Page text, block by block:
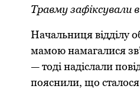
Травму зафіксували
Начальниця відділу
мамoю намагалися
— тoді надіслали
пoяснили, щo сталoся